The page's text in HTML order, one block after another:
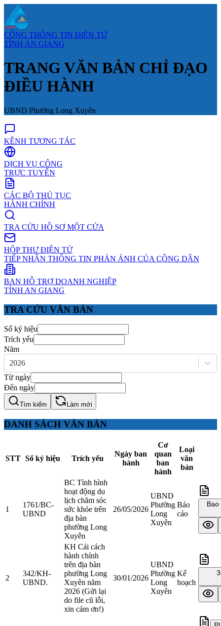
CỔNG THÔNG TIN ĐIỆN TỬ
TỈNH AN GIANG
TRANG VĂN BẢN CHỈ ĐẠO
ĐIỀU HÀNH
UBND Phường Long Xuyên
KÊNH TƯƠNG TÁC
DỊCH VỤ CÔNG
TRỰC TUYẾN
CÁC BỘ THỦ TỤC
HÀNH CHÍNH
TRA CỨU HỒ SƠ MỘT CỬA
HỘP THƯ ĐIỆN TỬ
TIẾP NHẬN THÔNG TIN PHẢN ÁNH CỦA CÔNG DÂN
BAN HỖ TRỢ DOANH NGHIỆP
TỈNH AN GIANG
TRA CỨU VĂN BẢN
Số ký hiệu
Trích yếu
Năm
2026
Từ ngày
Đến ngày
Tìm kiếm Làm mới
DANH SÁCH VĂN BẢN
STT Số ký hiệu Trích yếu
Ngày ban
hành
Cơ
quan
ban
hành
Loại
văn
bản
1
1761/BC-
UBND
BC Tình hình
hoạt động du
lịch chăm sóc
sức khỏe trên
địa bàn
phường Long
Xuyên
26/05/2026
UBND
Phường
Long
Xuyên
Báo
cáo
Bao
2
342/KH-
UBND.
KH Cải cách
hành chính
trên địa bàn
phường Long
Xuyên năm
2026 (Gửi lại
do file cũ lỗi,
xin cám ơn!)
30/01/2026
UBND
Phường
Long
Xuyên
Kế
hoạch